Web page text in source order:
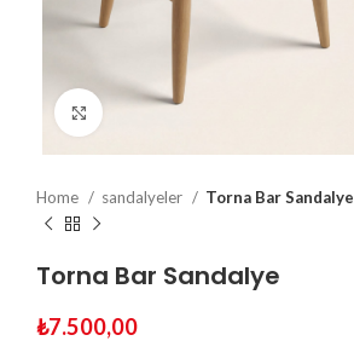
Home sandalyeler Torna Bar Sandalye
Torna Bar Sandalye
₺7.500,00